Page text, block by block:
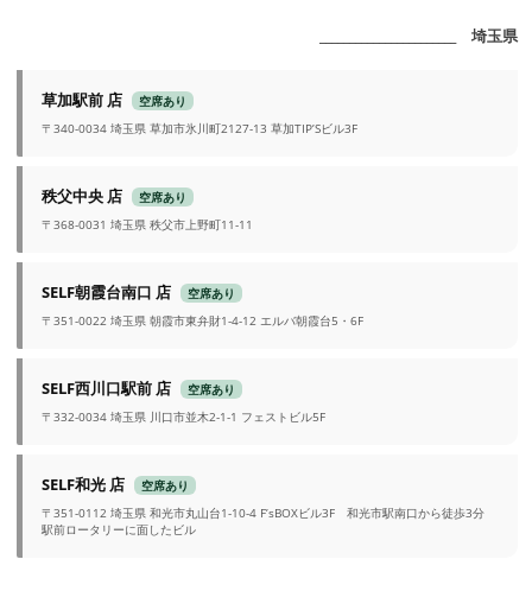
_______________________ 埼玉県
草加駅前 店
空席あり
〒340-0034 埼玉県 草加市氷川町2127-13 草加TIP’Sビル3F
秩父中央 店
空席あり
〒368-0031 埼玉県 秩父市上野町11-11
SELF朝霞台南口 店
空席あり
〒351-0022 埼玉県 朝霞市東弁財1-4-12 エルバ朝霞台5・6F
SELF西川口駅前 店
空席あり
〒332-0034 埼玉県 川口市並木2-1-1 フェストビル5F
SELF和光 店
空席あり
〒351-0112 埼玉県 和光市丸山台1-10-4 F’sBOXビル3F 和光市駅南口から徒歩3分
駅前ロータリーに面したビル